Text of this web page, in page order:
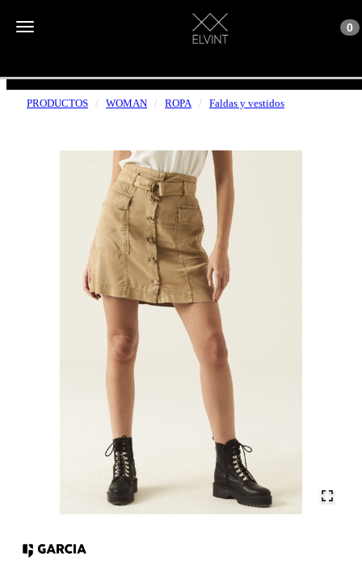
Toggle navigation Toggle
0
ENVÍOS GRATUITOS A PARTIR DE 50€
PRODUCTOS WOMAN ROPA Faldas y vestidos